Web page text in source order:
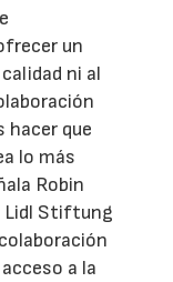
un
ni al
hacer que
lo más
Robin
Lidl Stiftung
a la